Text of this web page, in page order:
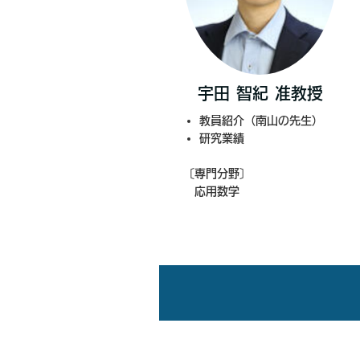
宇田 智紀 准教授
教員紹介（南山の先生）
研究業績
〔専門分野〕
応用数学